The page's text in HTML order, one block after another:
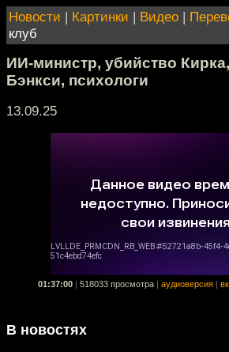
Новости | Картинки | Видео |
клуб
ИИ-министр, убийство
Бэнкси, психологи
13.09.25
01:37:00 518033 просмотра аудиоверсия
В новостях